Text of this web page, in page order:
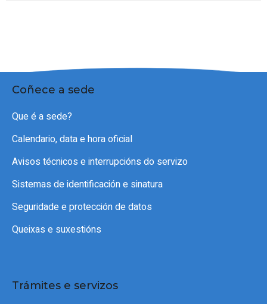
Coñece a sede
Que é a sede?
Calendario, data e hora oficial
Avisos técnicos e interrupcións do servizo
Sistemas de identificación e sinatura
Seguridade e protección de datos
Queixas e suxestións
Trámites e servizos